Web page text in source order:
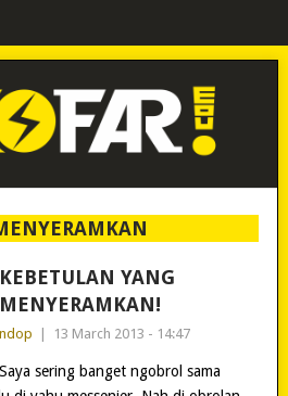
KEBETULAN YANG
MENYERAMKAN!
ndop 13 March 2013 - 14:47
Saya sering banget ngobrol sama